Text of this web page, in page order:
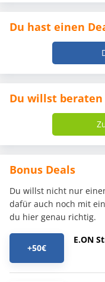
Du hast einen
Du willst beraten
Bonus Deals
Du willst nicht nur
dafür auch noch mit
du hier genau richtig.
+50€
E.ON